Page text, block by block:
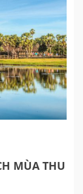
MÙA THU